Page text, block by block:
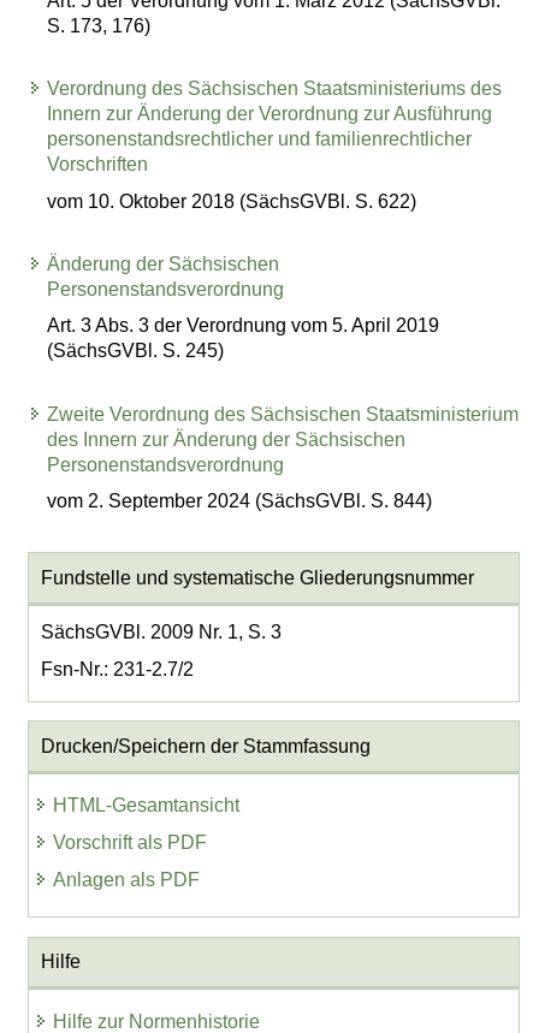
S. 173, 176)
Verordnung des Sächsischen Staatsministeriums des
Innern zur Änderung der Verordnung zur Ausführung
personenstandsrechtlicher und familienrechtlicher
Vorschriften
vom 10. Oktober 2018 (SächsGVBl. S. 622)
Änderung der Sächsischen
Personenstandsverordnung
Art. 3 Abs. 3 der Verordnung vom 5. April 2019
(SächsGVBl. S. 245)
Zweite Verordnung des Sächsischen Staatsministerium
des Innern zur Änderung der Sächsischen
Personenstandsverordnung
vom 2. September 2024 (SächsGVBl. S. 844)
Fundstelle und systematische Gliederungsnummer
SächsGVBl. 2009 Nr. 1, S. 3
Fsn-Nr.: 231-2.7/2
Drucken/Speichern der Stammfassung
HTML-Gesamtansicht
Vorschrift als PDF
Anlagen als PDF
Hilfe
Hilfe zur Normenhistorie